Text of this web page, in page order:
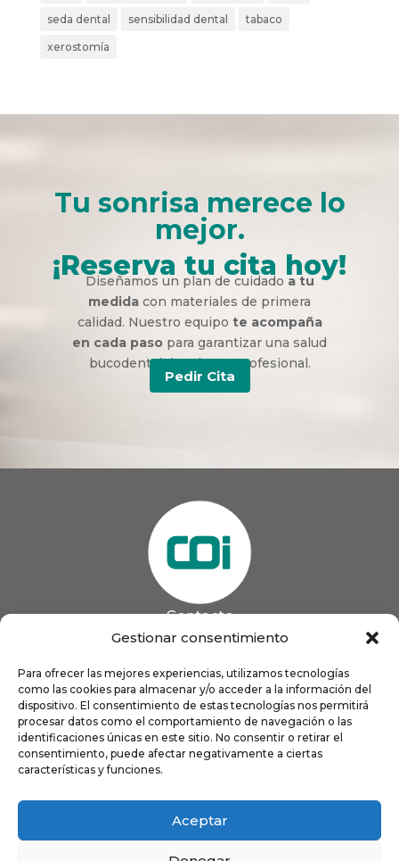
Gestionar consentimiento
Para ofrecer las mejores experiencias, utilizamos tecnologías
como las cookies para almacenar y/o acceder a la información del
dispositivo. El consentimiento de estas tecnologías nos permitirá
procesar datos como el comportamiento de navegación o las
identificaciones únicas en este sitio. No consentir o retirar el
consentimiento, puede afectar negativamente a ciertas
características y funciones.
Aceptar
seda dental sensibilidad dental tabaco
xerostomía
Tu sonrisa merece lo
mejor.
¡Reserva tu cita hoy!
Diseñamos un plan de cuidado a tu
medida con materiales de primera
calidad. Nuestro equipo te acompaña
en cada paso para garantizar una salud
bucodental duradera y profesional.
Pedir Cita
Contacto
 coigijon@gmail.com
Horario
Lun
9:00 a 13:00 - 16:00 a 21:00
Mar
9:00 a 13:00 - 16:00 a 20:00
Mié
9:00 a 14:00 - 16:00 a 19:00
Jue
9:00 a 13:00 - 16:00 a 19:00